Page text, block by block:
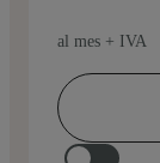
al mes + IVA